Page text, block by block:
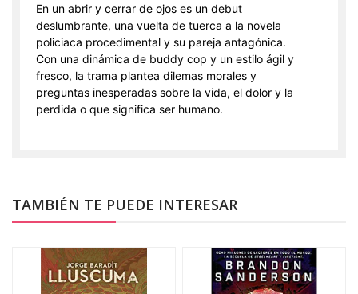
En un abrir y cerrar de ojos es un debut
deslumbrante, una vuelta de tuerca a la novela
policiaca procedimental y su pareja antagónica.
Con una dinámica de buddy cop y un estilo ágil y
fresco, la trama plantea dilemas morales y
preguntas inesperadas sobre la vida, el dolor y la
perdida o que significa ser humano.
TAMBIÉN TE PUEDE INTERESAR